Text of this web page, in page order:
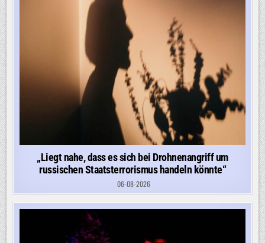
„Liegt nahe, dass es sich bei Drohnenangriff um
russischen Staatsterrorismus handeln könnte“
06-08-2026